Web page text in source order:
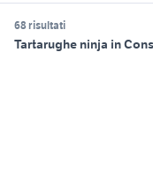
68 risultati
Tartarughe ninja in